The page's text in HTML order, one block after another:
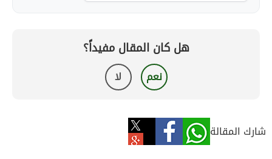
هل كان المقال مفيداً؟
نعم لا
شارك المقالة